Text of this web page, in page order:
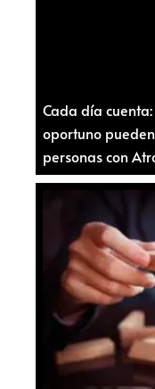
Cada día
oportuno
personas con